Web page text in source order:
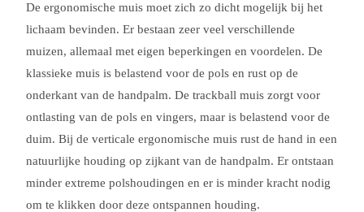
De ergonomische muis moet zich zo dicht mogelijk bij het
lichaam bevinden. Er bestaan zeer veel verschillende
muizen, allemaal met eigen beperkingen en voordelen. De
klassieke muis is belastend voor de pols en rust op de
onderkant van de handpalm. De trackball muis zorgt voor
ontlasting van de pols en vingers, maar is belastend voor de
duim. Bij de verticale ergonomische muis rust de hand in een
natuurlijke houding op zijkant van de handpalm. Er ontstaan
minder extreme polshoudingen en er is minder kracht nodig
om te klikken door deze ontspannen houding.